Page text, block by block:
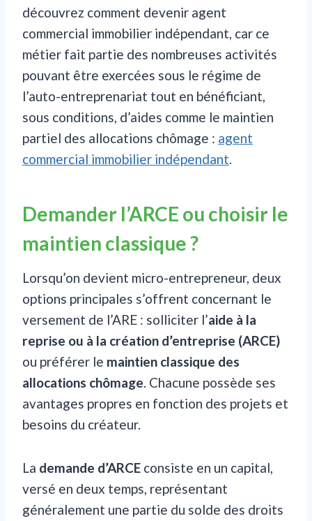
découvrez comment devenir agent
commercial immobilier indépendant, car ce
métier fait partie des nombreuses activités
pouvant être exercées sous le régime de
l’auto-entreprenariat tout en bénéficiant,
sous conditions, d’aides comme le maintien
partiel des allocations chômage : agent
commercial immobilier indépendant.
Demander l’ARCE ou choisir le
maintien classique ?
Lorsqu’on devient micro-entrepreneur, deux
options principales s’offrent concernant le
versement de l’ARE : solliciter l’aide à la
reprise ou à la création d’entreprise (ARCE)
ou préférer le maintien classique des
allocations chômage. Chacune possède ses
avantages propres en fonction des projets et
besoins du créateur.
La demande d’ARCE consiste en un capital,
versé en deux temps, représentant
généralement une partie du solde des droits